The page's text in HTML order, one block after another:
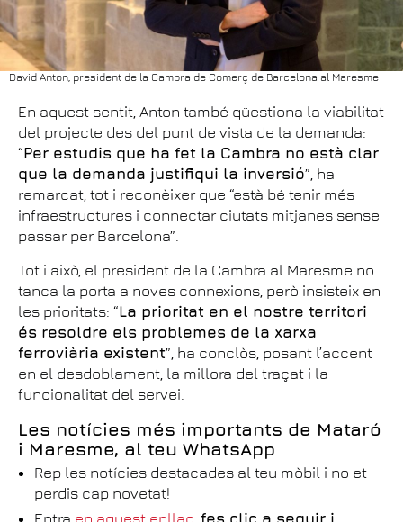
David Anton, president de la Cambra de Comerç de Barcelona al Maresme
En aquest sentit, Anton també qüestiona la viabilitat
del projecte des del punt de vista de la demanda:
“Per estudis que ha fet la Cambra no està clar
que la demanda justifiqui la inversió”, ha
remarcat, tot i reconèixer que “està bé tenir més
infraestructures i connectar ciutats mitjanes sense
passar per Barcelona”.
Tot i això, el president de la Cambra al Maresme no
tanca la porta a noves connexions, però insisteix en
les prioritats: “La prioritat en el nostre territori
és resoldre els problemes de la xarxa
ferroviària existent”, ha conclòs, posant l’accent
en el desdoblament, la millora del traçat i la
funcionalitat del servei.
Les notícies més importants de Mataró
i Maresme, al teu WhatsApp
Rep les notícies destacades al teu mòbil i no et
perdis cap novetat!
Entra en aquest enllaç fes clic a seguir i